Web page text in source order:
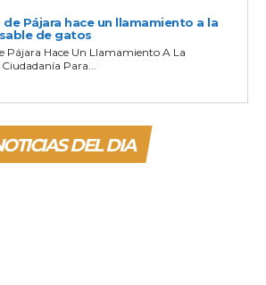
Pájara hace un llamamiento a la
de gatos
Pájara Hace Un Llamamiento A La
Para...
DEL DIA